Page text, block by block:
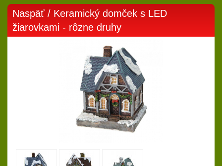
Naspäť / Keramický domček s LED
žiarovkami - rôzne druhy